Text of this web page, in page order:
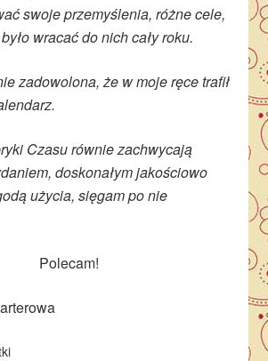
swoje przemyślenia, różne cele,
wracać do nich cały roku.
zadowolona, że w moje ręce trafił
Czasu równie zachwycają
doskonałym jakościowo
użycia, sięgam po nie
Polecam!